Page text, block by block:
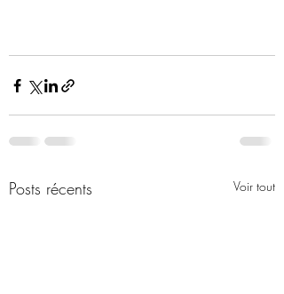
Posts récents Voir tout